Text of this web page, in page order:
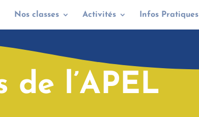
Nos classes Activités Infos Pratiques
de l’APEL